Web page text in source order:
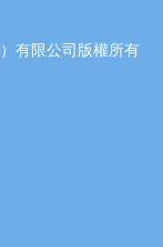
有限公司版權所有